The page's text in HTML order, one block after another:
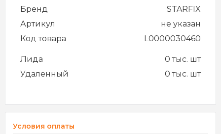
Бренд
STARFIX
Артикул
не указан
Код товара
L0000030460
Лида
0 тыс. шт
Удаленный
0 тыс. шт
Условия оплаты